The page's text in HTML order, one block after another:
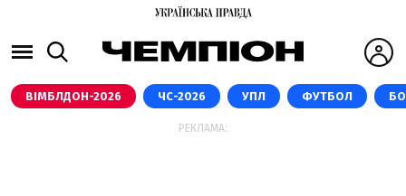
ВІМБЛДОН-2026 ЧС-2026 УПЛ ФУТБОЛ
РЕКЛАМА: